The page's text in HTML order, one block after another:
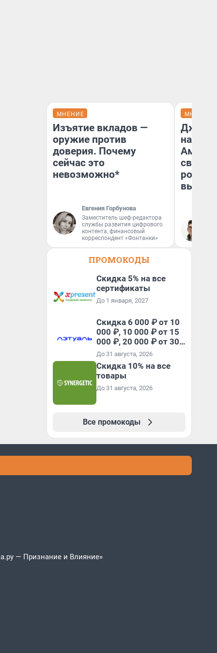
МНЕНИЕ
Изъятие вкладов —
оружие против
доверия. Почему
сейчас это
невозможно*
Евгения Горбунова
Заместитель шеф-редактора
службы развития цифрового
контента, финансовый
корреспондент «Фонтанки»
МНЕНИЕ
наша
свой
вышло
ПРОМОКОДЫ
Скидка 5% на все
сертификаты
До 1 января, 2027
Скидка 6 000 ₽ от 10
000 ₽, 10 000 ₽ от 15
000 ₽, 20 000 ₽ от 30
000 ₽ и 35 000 ₽ от 50
000 ₽ на первый и все
повторные заказы по
промокоду НАБЕРИ
До 31 августа, 2026
Скидка 10% на все
товары
До 31 августа, 2026
Все промокоды
— Признание и Влияние»